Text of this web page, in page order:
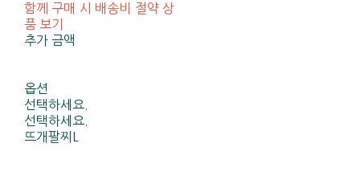
함께 구매 시 배송비 절약 상
품 보기
추가 금액
옵션
선택하세요.
선택하세요.
뜨개팔찌L